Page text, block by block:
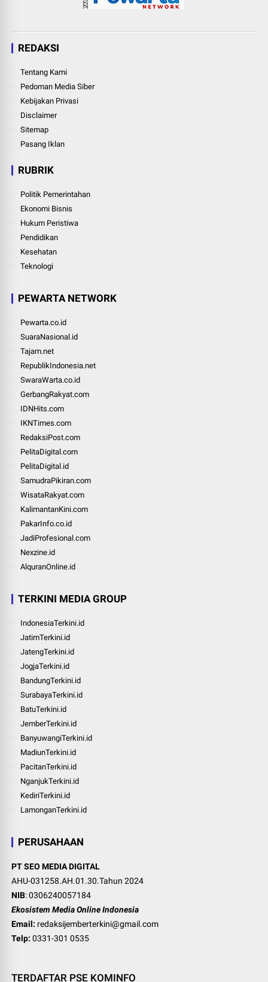
REDAKSI
Tentang Kami
Pedoman Media Siber
Kebijakan Privasi
Disclaimer
Sitemap
Pasang Iklan
RUBRIK
Politik Pemerintahan
Ekonomi Bisnis
Hukum Peristiwa
Pendidikan
Kesehatan
Teknologi
PEWARTA NETWORK
Pewarta.co.id
SuaraNasional.id
Tajam.net
RepublikIndonesia.net
SwaraWarta.co.id
GerbangRakyat.com
IDNHits.com
IKNTimes.com
RedaksiPost.com
PelitaDigital.com
PelitaDigital.id
SamudraPikiran.com
WisataRakyat.com
KalimantanKini.com
PakarInfo.co.id
JadiProfesional.com
Nexzine.id
AlquranOnline.id
TERKINI MEDIA GROUP
IndonesiaTerkini.id
JatimTerkini.id
JatengTerkini.id
JogjaTerkini.id
BandungTerkini.id
SurabayaTerkini.id
BatuTerkini.id
JemberTerkini.id
BanyuwangiTerkini.id
MadiunTerkini.id
PacitanTerkini.id
NganjukTerkini.id
KediriTerkini.id
LamonganTerkini.id
PERUSAHAAN
PT SEO MEDIA DIGITAL
AHU-031258.AH.01.30.Tahun 2024
NIB: 0306240057184
Ekosistem Media Online Indonesia
Email: redaksijemberterkini@gmail.com
Telp: 0331-301 0535
TERDAFTAR PSE KOMINFO